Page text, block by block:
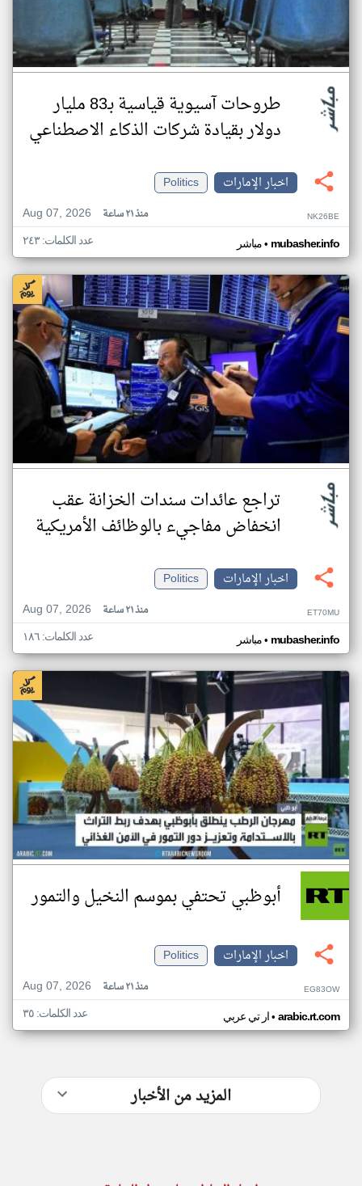
طروحات آسيوية قياسية بـ83 مليار
دولار بقيادة شركات الذكاء الاصطناعي
اخبار الإمارات
Politics
Aug 07, 2026
منذ ٢١ ساعة NK26BE
مباشر• mubasher.info عدد الكلمات: ٢٤٣
تراجع عائدات سندات الخزانة عقب
انخفاض مفاجيء بالوظائف الأمريكية
اخبار الإمارات
Politics
Aug 07, 2026
منذ ٢١ ساعة ET70MU
مباشر• mubasher.info عدد الكلمات: ١٨٦
أبوظبي تحتفي بموسم النخيل والتمور
اخبار الإمارات
Politics
Aug 07, 2026
منذ ٢١ ساعة EG83OW
ار تي عربي• arabic.rt.com عدد الكلمات: ٣٥
المزيد من الأخبار